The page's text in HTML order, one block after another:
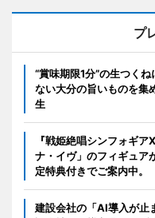
プ
“賞味期限1分”の生つく
ない大分の旨いものを集
生
『戦姫絶唱シンフォギ
ナ・イヴ」のフィギュア
定特典付きでご案内中。
建設会社の「AI導入が止